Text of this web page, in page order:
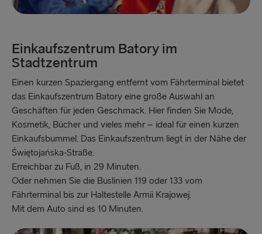
Einkaufszentrum Batory im
Stadtzentrum
Einen kurzen Spaziergang entfernt vom Fährterminal bietet
das Einkaufszentrum Batory eine große Auswahl an
Geschäften für jeden Geschmack. Hier finden Sie Mode,
Kosmetik, Bücher und vieles mehr – ideal für einen kurzen
Einkaufsbummel. Das Einkaufszentrum liegt in der Nähe der
Świętojańska-Straße.
Erreichbar zu Fuß, in 29 Minuten.
Oder nehmen Sie die Buslinien 119 oder 133 vom
Fährterminal bis zur Haltestelle Armii Krajowej.
Mit dem Auto sind es 10 Minuten.